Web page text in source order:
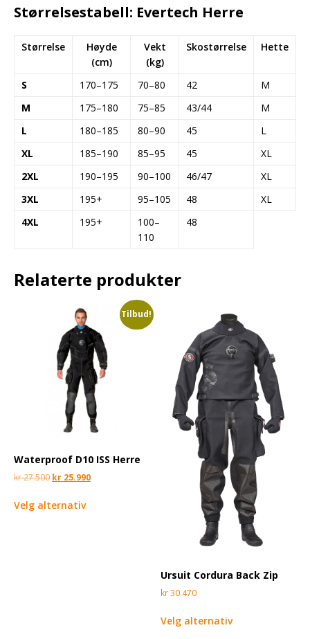
Størrelsestabell: Evertech Herre
Størrelse
Høyde
(cm)
Vekt
(kg)
Skostørrelse Hette
S 170–175 70–80 42
M
M
175–180 75–85 43/44
M
L
180–185 80–90 45
L
XL
185–190 85–95 45
XL
2XL
190–195 90–100 46/47
XL
3XL
195+ 95–105 48
XL
4XL
195+
100–
110
48
Relaterte produkter
Tilbud!
Waterproof D10 ISS Herre
kr27.500 kr 25.990
Velg alternativ
Ursuit Cordura Back Zip
kr30.470
Velg alternativ